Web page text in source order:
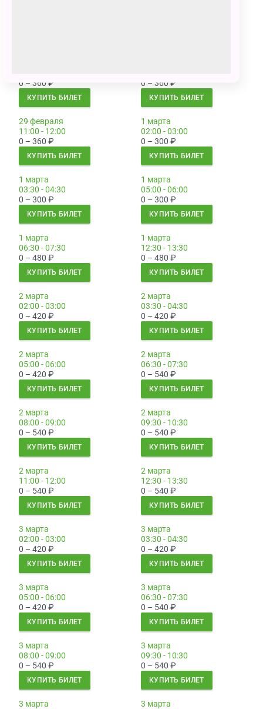
0 – 360₽
КУПИТЬ БИЛЕТ
0 – 360₽
КУПИТЬ БИЛЕТ
29 февраля
11:00 - 12:00
0 – 360 ₽
КУПИТЬ БИЛЕТ
1 марта
02:00 - 03:00
0 – 300 ₽
КУПИТЬ БИЛЕТ
1 марта
03:30 - 04:30
0 – 300 ₽
КУПИТЬ БИЛЕТ
1 марта
05:00 - 06:00
0 – 300 ₽
КУПИТЬ БИЛЕТ
1 марта
06:30 - 07:30
0 – 480 ₽
КУПИТЬ БИЛЕТ
1 марта
12:30 - 13:30
0 – 480 ₽
КУПИТЬ БИЛЕТ
2 марта
02:00 - 03:00
0 – 420 ₽
КУПИТЬ БИЛЕТ
2 марта
03:30 - 04:30
0 – 420 ₽
КУПИТЬ БИЛЕТ
2 марта
05:00 - 06:00
0 – 420 ₽
КУПИТЬ БИЛЕТ
2 марта
06:30 - 07:30
0 – 540 ₽
КУПИТЬ БИЛЕТ
2 марта
08:00 - 09:00
0 – 540 ₽
КУПИТЬ БИЛЕТ
2 марта
09:30 - 10:30
0 – 540 ₽
КУПИТЬ БИЛЕТ
2 марта
11:00 - 12:00
0 – 540 ₽
КУПИТЬ БИЛЕТ
2 марта
12:30 - 13:30
0 – 540 ₽
КУПИТЬ БИЛЕТ
3 марта
02:00 - 03:00
0 – 420 ₽
КУПИТЬ БИЛЕТ
3 марта
03:30 - 04:30
0 – 420 ₽
КУПИТЬ БИЛЕТ
3 марта
05:00 - 06:00
0 – 420 ₽
КУПИТЬ БИЛЕТ
3 марта
06:30 - 07:30
0 – 540 ₽
КУПИТЬ БИЛЕТ
3 марта
08:00 - 09:00
0 – 540 ₽
КУПИТЬ БИЛЕТ
3 марта
09:30 - 10:30
0 – 540 ₽
КУПИТЬ БИЛЕТ
3 марта 3 марта